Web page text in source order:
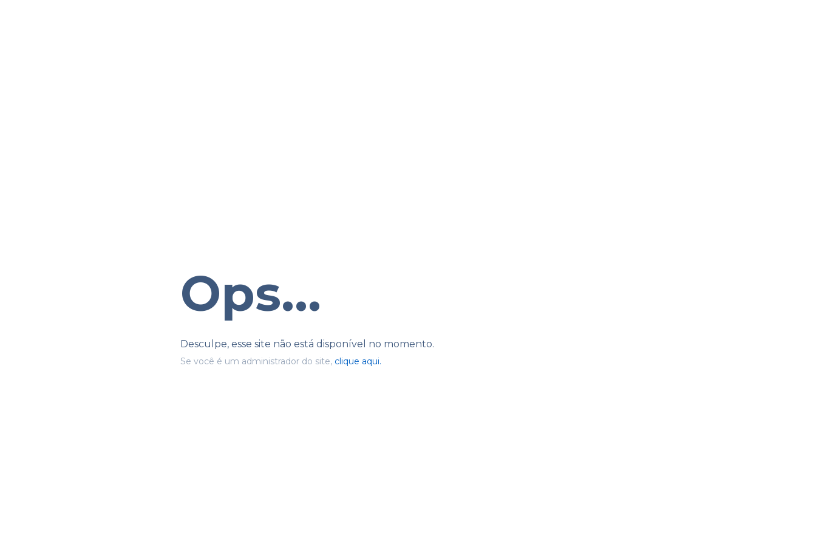
Ops...
Desculpe, esse site não está disponível no momento.
Se você é um administrador do site, clique aqui.